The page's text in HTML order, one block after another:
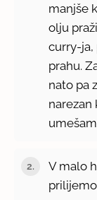
manjše
olju
curry-ja,
prahu.
nato pa
narezan
V malo